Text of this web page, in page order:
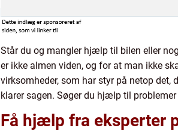
Står du og mangler hjælp til bilen eller
er ikke almen viden, og for at man ikke
virksomheder, som har styr på netop det,
klarer sagen. Søger du hjælp til
Få hjælp fra eksperter